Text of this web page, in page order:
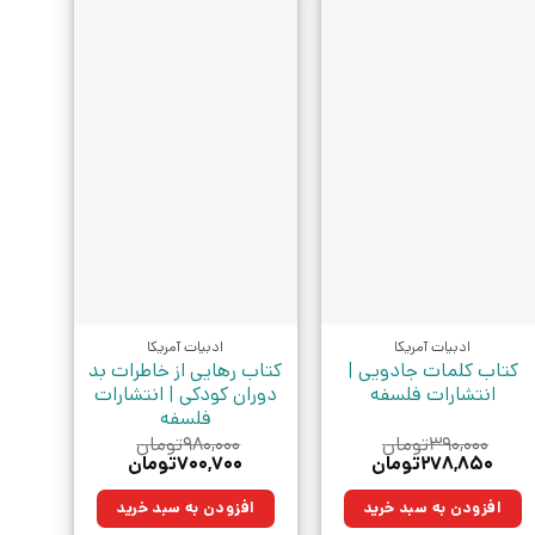
ادبیات آمریکا
کتاب کلمات جادویی |
انتشارات فلسفه
۳۹۰,۰۰۰تومان
قیمت
۳۹۰,۰۰۰تومان
بود.
۲۷۸,۸۵۰تومانقیمت
۲۷۸,۸۵۰تومان.افزودن به سبد خرید
ادبیات آمریکا
کتاب رهایی از خاطرات بد
دوران کودکی | انتشارات
فلسفه
۹۸۰,۰۰۰تومان
قیمت
۹۸۰,۰۰۰تومان
بود.
۷۰۰,۷۰۰تومانقیمت
۷۰۰,۷۰۰تومان.افزودن به سبد خرید